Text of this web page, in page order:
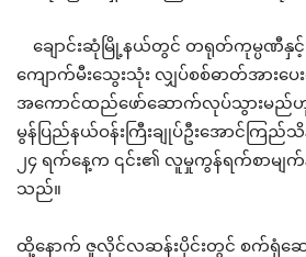
ချောင်းဆုံမြို့နယ်တွင် တရုတ်ကုမ္ပဏီနှင့်
ကျောက်မီးသွေးသုံး လျှပ်စစ်ဓာတ်အားပ
အကောင်ထည်ဖော်ဆောက်လုပ်သွားမည်ဟု
မွန်ပြည်နယ်ဝန်းကြီးချုပ်ဦးအောင်ကြည်
၂၄ ရက်နေ့က ၎င်း၏ လူမှုကွန်ရက်စာမျက်နှ
သည်။
ထို့နောက် ဇူလိုင်လဆန်းပိုင်းတွင် စက်ရုံ